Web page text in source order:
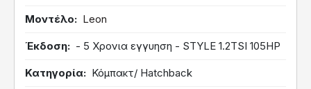
Μοντέλο Leon
Έκδοση - 5 Χρονια εγγυηση - STYLE 1.2TSI 105HP
Κατηγορία Κόμπακτ/ Hatchback